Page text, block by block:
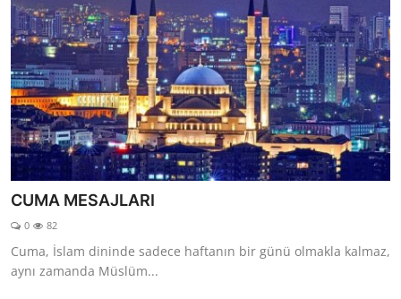
CUMA MESAJLARI
0 82
Cuma, İslam dininde sadece haftanın bir günü olmakla kalmaz,
aynı zamanda Müslüm...